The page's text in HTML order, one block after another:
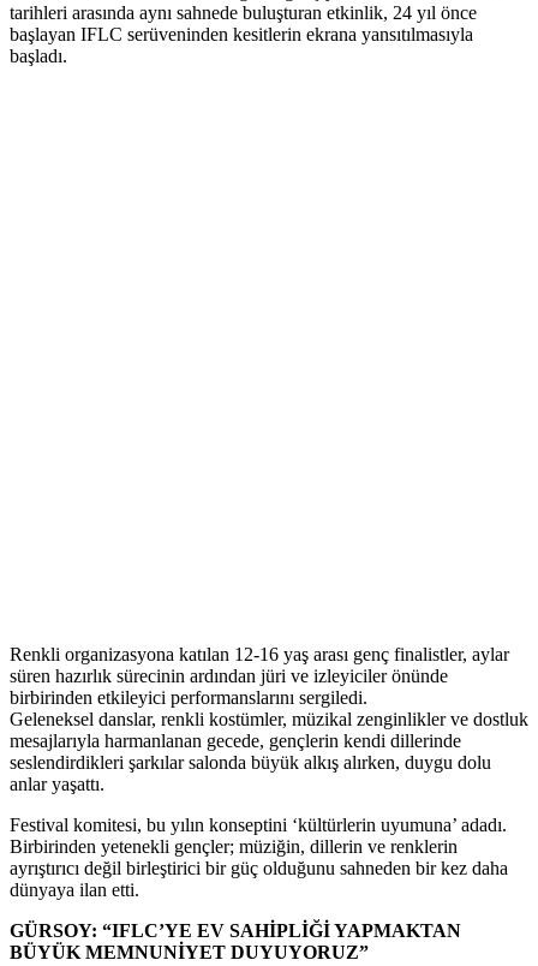
tarihleri arasında aynı sahnede buluşturan etkinlik, 24 yıl önce
başlayan IFLC serüveninden kesitlerin ekrana yansıtılmasıyla
başladı.
Renkli organizasyona katılan 12-16 yaş arası genç finalistler, aylar
süren hazırlık sürecinin ardından jüri ve izleyiciler önünde
birbirinden etkileyici performanslarını sergiledi.
Geleneksel danslar, renkli kostümler, müzikal zenginlikler ve dostluk
mesajlarıyla harmanlanan gecede, gençlerin kendi dillerinde
seslendirdikleri şarkılar salonda büyük alkış alırken, duygu dolu
anlar yaşattı.
Festival komitesi, bu yılın konseptini ‘kültürlerin uyumuna’ adadı.
Birbirinden yetenekli gençler; müziğin, dillerin ve renklerin
ayrıştırıcı değil birleştirici bir güç olduğunu sahneden bir kez daha
dünyaya ilan etti.
GÜRSOY: “IFLC’YE EV SAHİPLİĞİ YAPMAKTAN
BÜYÜK MEMNUNİYET DUYUYORUZ”